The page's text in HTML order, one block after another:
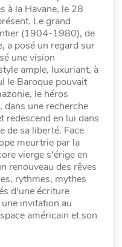
à la Havane, le 28
Le grand
(1904-1980), de
a posé un regard sur
une vision
ample, luxuriant, à
le Baroque pouvait
le héros
dans une recherche
redescend en lui dans
de sa liberté. Face
meurtrie par la
vierge s'érige en
renouveau des rêves
rythmes, mythes
d'une écriture
invitation au
américain et son